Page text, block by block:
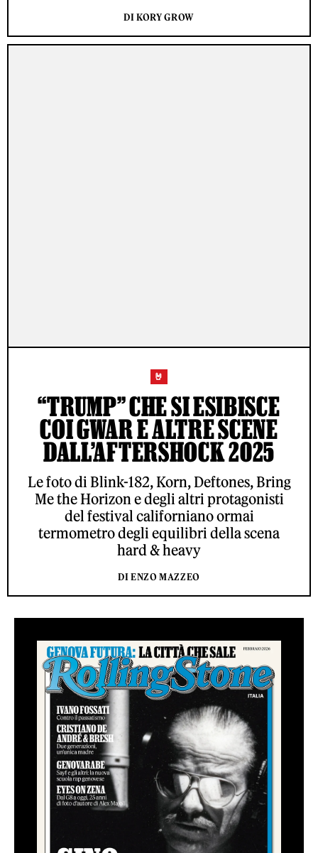
DI KORY GROW
🤘
“TRUMP” CHE SI ESIBISCE
COI GWAR E ALTRE SCENE
DALL’AFTERSHOCK 2025
Le foto di Blink-182, Korn, Deftones, Bring
Me the Horizon e degli altri protagonisti
del festival californiano ormai
termometro degli equilibri della scena
hard & heavy
DI ENZO MAZZEO